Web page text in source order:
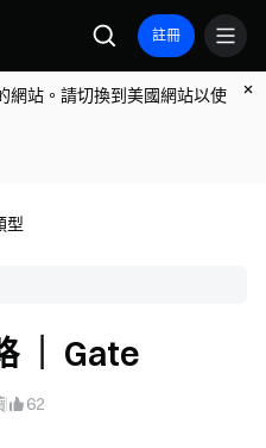
註冊
網站。請切換到美國網站以使
型
｜ Gate
62